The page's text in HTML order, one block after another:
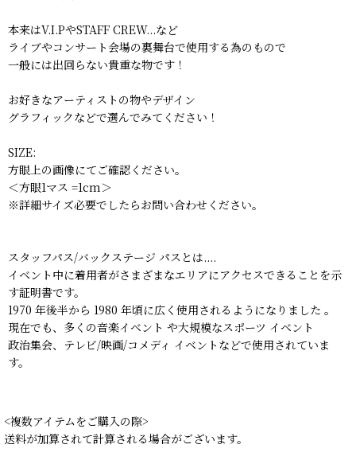
本来はV.I.PやSTAFF CREW...など
ライブやコンサート会場の裏舞台で使用する為のもので
一般には出回らない貴重な物です！
お好きなアーティストの物やデザイン
グラフィックなどで選んでみてください！
SIZE:
方眼上の画像にてご確認ください。
＜方眼1マス =1cm＞
※詳細サイズ必要でしたらお問い合わせください。
スタッフパス/バックステージ パスとは....
イベント中に着用者がさまざまなエリアにアクセスできることを示
す証明書です。
1970 年後半から 1980 年頃に広く使用されるようになりました 。
現在でも、多くの音楽イベント や大規模なスポーツ イベント
政治集会、テレビ/映画/コメディ イベントなどで使用されていま
す。
<複数アイテムをご購入の際>
送料が加算されて計算される場合がございます。